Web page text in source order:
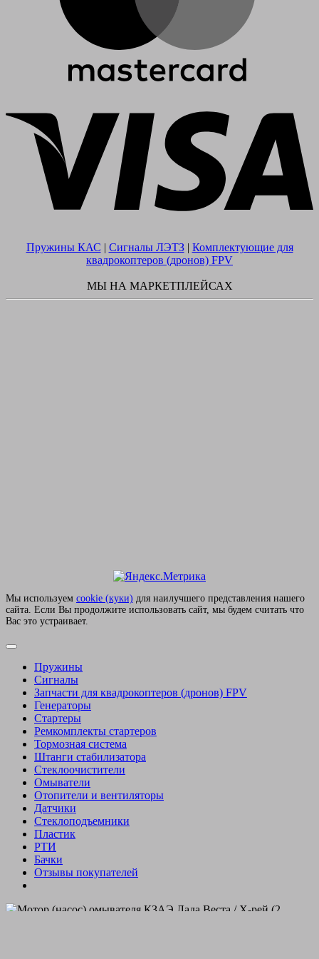
Пружины КАС | Сигналы ЛЭТЗ| Комплектующие для
квадрокоптеров (дронов) FPV
МЫ НА МАРКЕТПЛЕЙСАХ
Мы используем сookie (куки) для наилучшего представления нашего
сайта. Если Вы продолжите использовать сайт, мы будем считать что
Вас это устраивает.
Пружины
Сигналы
Запчасти для квадрокоптеров (дронов) FPV
Генераторы
Стартеры
Ремкомплекты стартеров
Тормозная система
Штанги стабилизатора
Стеклоочистители
Омыватели
Отопители и вентиляторы
Датчики
Стеклоподъемники
Пластик
РТИ
Бачки
Отзывы покупателей